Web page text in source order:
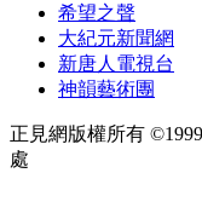
希望之聲
大紀元新聞網
新唐人電視台
神韻藝術團
正見網版權所有
處